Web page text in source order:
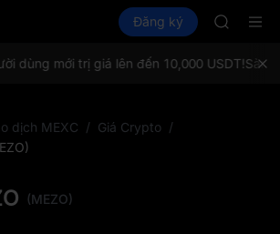
Thị trường Spot Futures SPCX
Đăng ký
TST
AAOI
mới trị giá lên đến 10,000 USDT!Sàn
dịch MEXC / Giá Crypto /
(MEZO)